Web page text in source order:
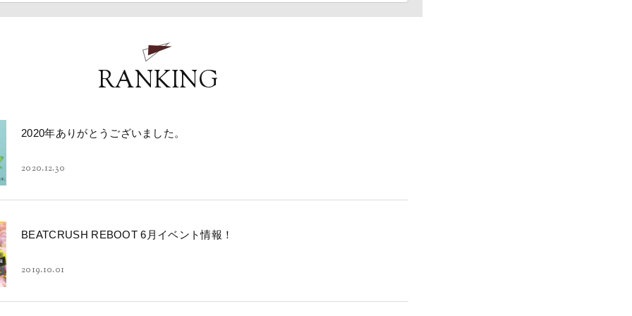
RANKING
2020年ありがとうございました。
2020.12.30
BEATCRUSH REBOOT 6月イベント情報！
2019.10.01